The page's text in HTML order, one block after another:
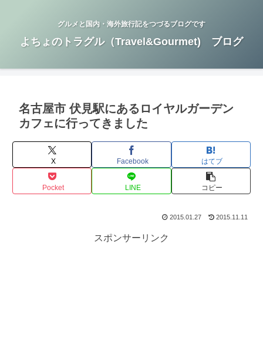
グルメと国内・海外旅行記をつづるブログです
よちょのトラグル（Travel&Gourmet) ブログ
名古屋市 伏見駅にあるロイヤルガーデン
カフェに行ってきました
X Facebook はてブ
Pocket LINE コピー
2015.01.27 2015.11.11
スポンサーリンク